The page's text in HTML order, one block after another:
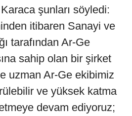
şunları söyledi:
itibaren Sanayi ve
tarafından Ar-Ge
sahip olan bir şirket
uzman Ar-Ge ekibimiz
ve yüksek katma
devam ediyoruz;